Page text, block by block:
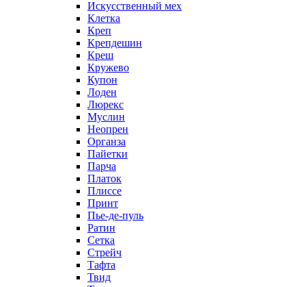
Искусственный мех
Клетка
Креп
Крепдешин
Креш
Кружево
Купон
Лоден
Люрекс
Муслин
Неопрен
Органза
Пайетки
Парча
Платок
Плиссе
Принт
Пье-де-пуль
Ратин
Сетка
Стрейч
Тафта
Твид